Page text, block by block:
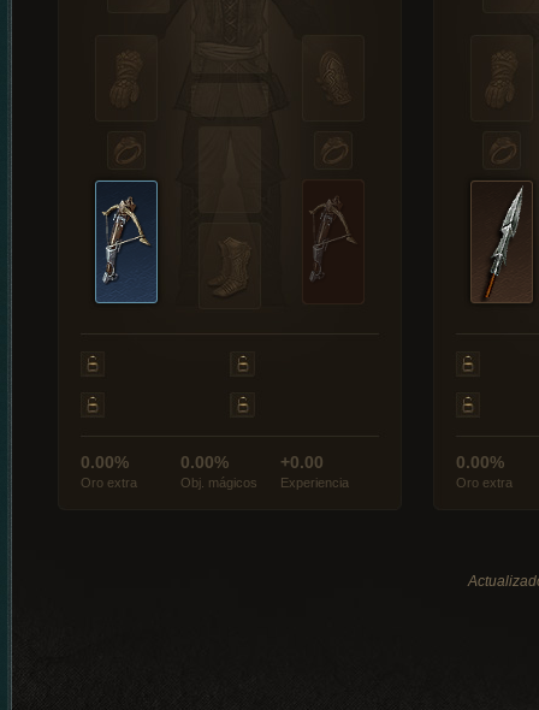
0.00%
Oro extra
0.00%
Obj. mágicos
+0.00
Experiencia
0.00%
Oro extra